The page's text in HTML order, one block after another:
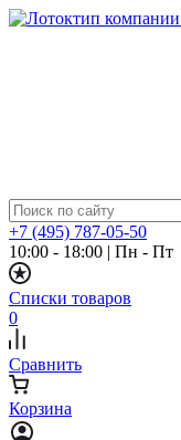
+7 (495) 787-05-50
10:00 - 18:00 | Пн - Пт
Списки товаров
0
Сравнить
Корзина